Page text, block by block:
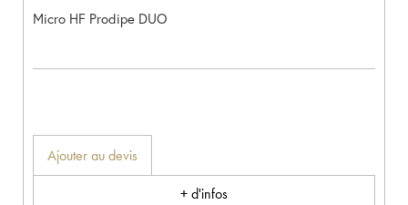
Micro HF Prodipe DUO
Ajouter au devis
+ d'infos